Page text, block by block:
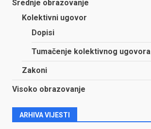
Srednje obrazovanje
Kolektivni ugovor
Dopisi
Tumačenje kolektivnog ugovora
Zakoni
Visoko obrazovanje
ARHIVA VIJESTI